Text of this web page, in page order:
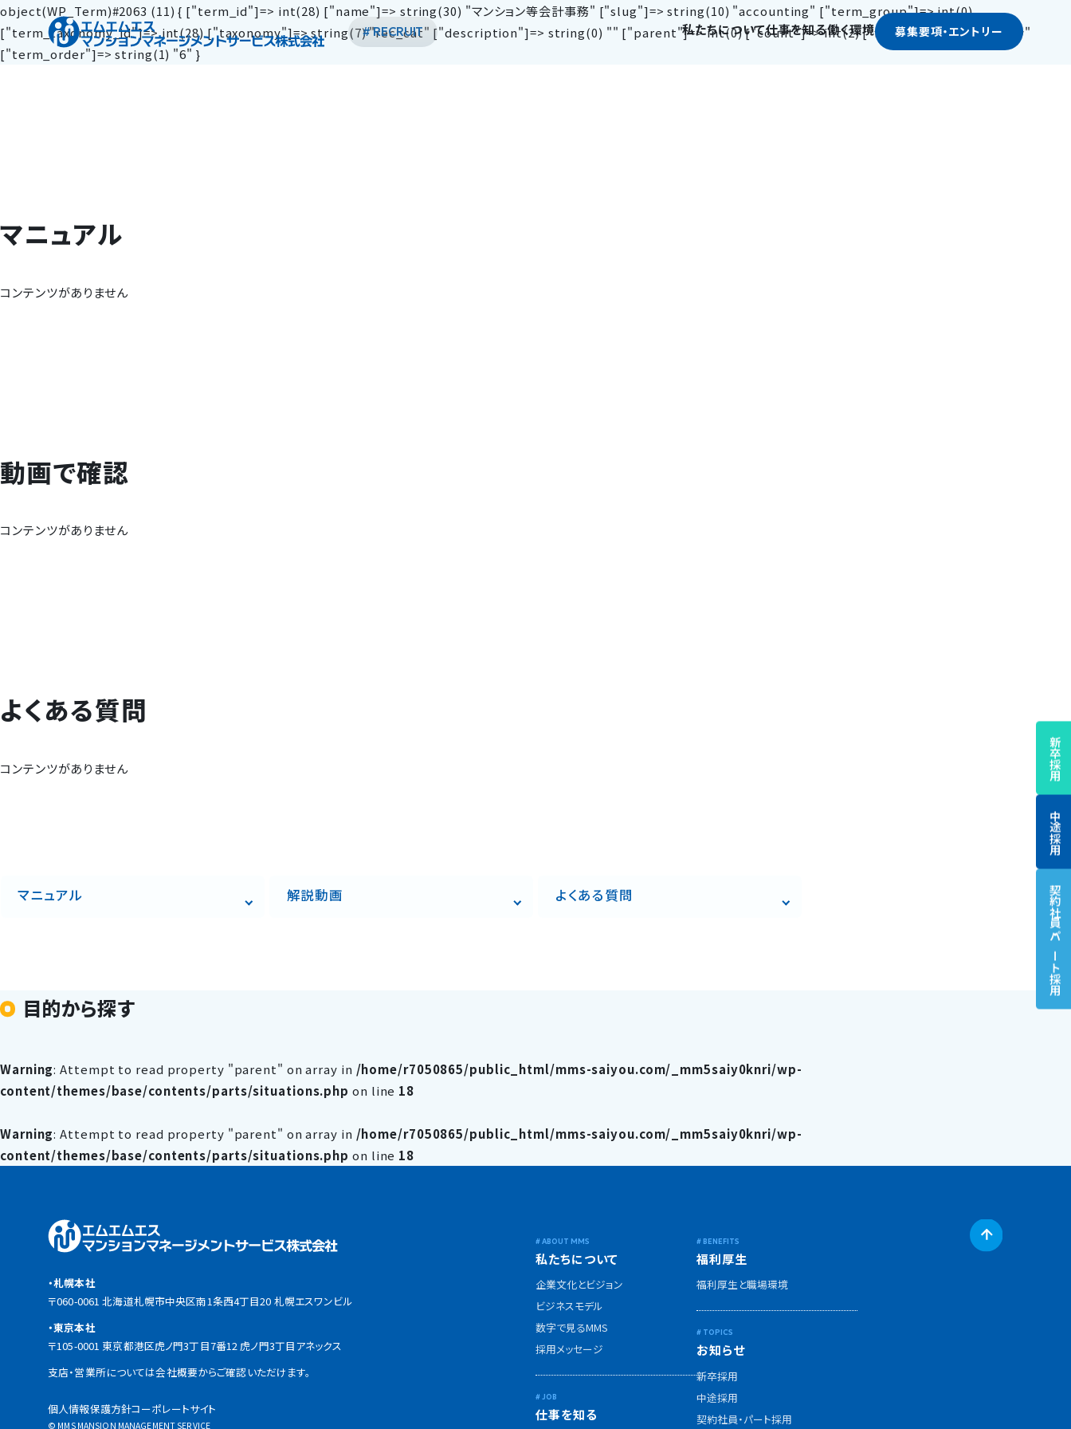
# RECRUIT 私たちについて仕事を知る働く環境 募集要項・エントリー
object(WP_Term)#2063 (11) { ["term_id"]=> int(28) ["name"]=> string(30) "マンション等会計事務" ["slug"]=> string(10) "accounting" ["term_group"]=> int(0)
["term_taxonomy_id"]=> int(28) ["taxonomy"]=> string(7) "rec_cat" ["description"]=> string(0) "" ["parent"]=> int(0) ["count"]=> int(2) ["filter"]=> string(3) "raw"
["term_order"]=> string(1) "6" }
マニュアル
コンテンツがありません
動画で確認
コンテンツがありません
よくある質問
コンテンツがありません
マニュアル 解説動画 よくある質問
目的から探す
Warning: Attempt to read property "parent" on array in /home/r7050865/public_html/mms-saiyou.com/_mm5saiy0knri/wp-
content/themes/base/contents/parts/situations.php on line 18
Warning: Attempt to read property "parent" on array in /home/r7050865/public_html/mms-saiyou.com/_mm5saiy0knri/wp-
content/themes/base/contents/parts/situations.php on line 18
・札幌本社
〒060-0061 北海道札幌市中央区南1条西4丁目20 札幌エスワンビル
・東京本社
〒105-0001 東京都港区虎ノ門3丁目7番12 虎ノ門3丁目アネックス
支店・営業所については会社概要からご確認いただけます。
個人情報保護方針コーポレートサイト
© MMS MANSION MANAGEMENT SERVICE
私たちについて
企業文化とビジョン
ビジネスモデル
数字で見るMMS
採用メッセージ
仕事を知る
福利厚生
福利厚生と職場環境
お知らせ
新卒採用
中途採用
契約社員・パート採用
新卒採用
中途採用
契約社員・パート
採用